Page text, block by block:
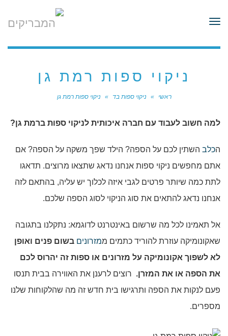
תפריט
ניקוי ספות רמת גן
ראשי » ניקוי ספות בד » ניקוי ספות רמת גן
למה חשוב לעבוד עם חברה איכותית לניקוי ספות ברמת גן?
הכלב השתין לכם על הספה? הילד שפך משקה על הספה? אם
אתם מחפשים ניקוי ספות אנחנו נדאג שתצאו מרוצים. תדאגו
לתת כמה שיותר פרטים לגבי איזה לכלוך יש עליה, בהתאם לזה
אנחנו נדאג להתאים את סוג הניקוי לסוג הספה שלכם.
אל תאמינו לכל מה שרשום באינטרנט לדוגמא: נתקלנו בתגובה
שאקונומיקה עוזרת להוריד כתמים ממזרונים בשום פנים ואופן
לא לשפוך אקונומיקה על מזרונים או ספות זה יהרוס לכם
את הספה או את המזרן. רוצים לרענן את האווירה בבית תנסו
פעם לנקות את הספה ותרגישו בית חדש זה מה שהלקוחות שלנו
מספרים.